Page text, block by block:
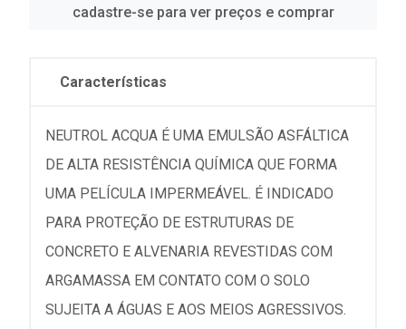
cadastre-se para ver preços e comprar
Características
NEUTROL ACQUA É UMA EMULSÃO ASFÁLTICA
DE ALTA RESISTÊNCIA QUÍMICA QUE FORMA
UMA PELÍCULA IMPERMEÁVEL. É INDICADO
PARA PROTEÇÃO DE ESTRUTURAS DE
CONCRETO E ALVENARIA REVESTIDAS COM
ARGAMASSA EM CONTATO COM O SOLO
SUJEITA A ÁGUAS E AOS MEIOS AGRESSIVOS.